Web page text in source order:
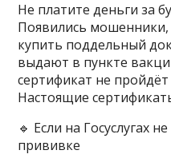
Не платите деньги за
Появились
купить поддельный
выдают в пункте
сертификат не пройдёт
Настоящие
🔹 Если на Госуслугах
прививке